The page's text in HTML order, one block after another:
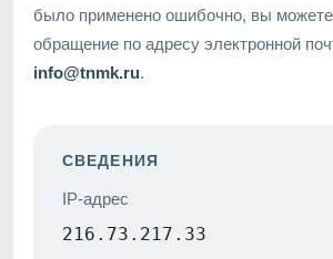
было применено ошибочно, вы можете
обращение по адресу электронной
info@tnmk.ru.
СВЕДЕНИЯ
IP-адрес
216.73.217.33